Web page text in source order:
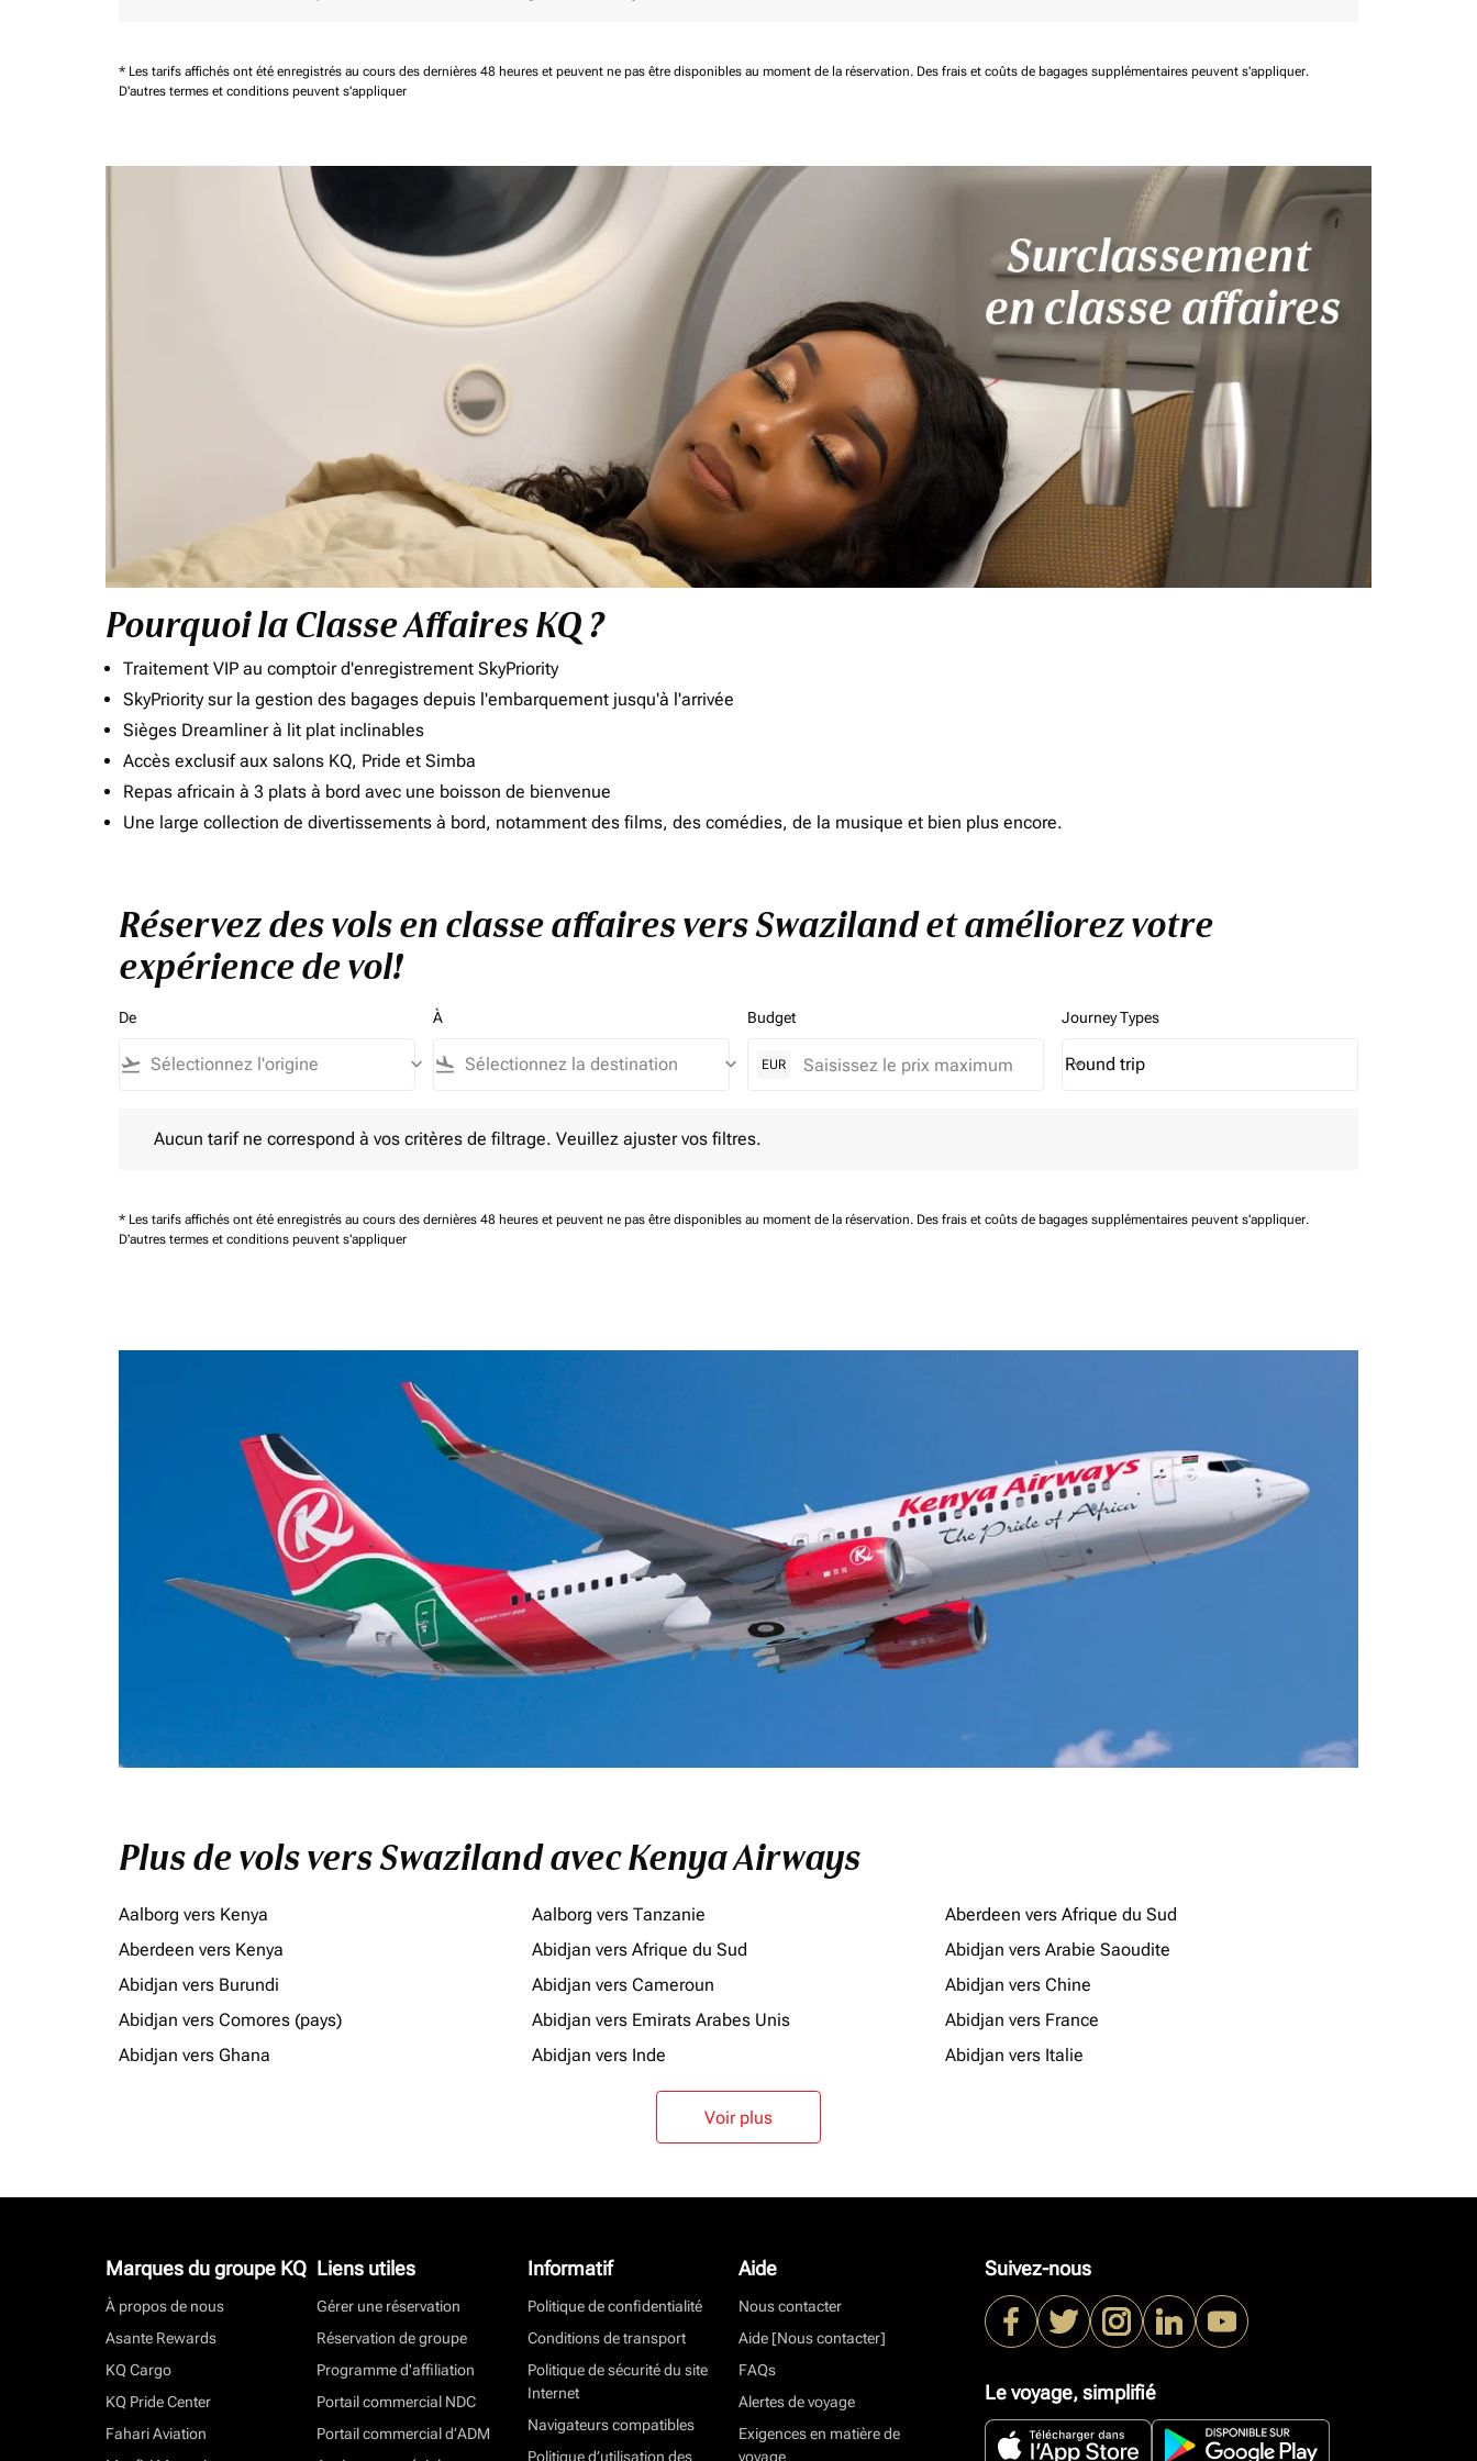
* Les tarifs affichés ont été enregistrés au cours des dernières 48 heures et peuvent ne pas être disponibles au moment de la réservation. Des frais et coûts de bagages supplémentaires peuvent s'appliquer.
D'autres termes et conditions peuvent s'appliquer
Pourquoi la Classe Affaires KQ ?
Traitement VIP au comptoir d'enregistrement SkyPriority
SkyPriority sur la gestion des bagages depuis l'embarquement jusqu'à l'arrivée
Sièges Dreamliner à lit plat inclinables
Accès exclusif aux salons KQ, Pride et Simba
Repas africain à 3 plats à bord avec une boisson de bienvenue
Une large collection de divertissements à bord, notamment des films, des comédies, de la musique et bien plus encore.
Réservez des vols en classe affaires vers Swaziland et améliorez votre
expérience de vol!
De
flight_takeoff keyboard_arrow_down
À
flight_land keyboard_arrow_down
Budget
EUR
Journey Types
Journey Types option Round trip Selected
Round trip
keyboard_arrow_down
Aucun tarif ne correspond à vos critères de filtrage. Veuillez ajuster vos filtres.
* Les tarifs affichés ont été enregistrés au cours des dernières 48 heures et peuvent ne pas être disponibles au moment de la réservation. Des frais et coûts de bagages supplémentaires peuvent s'appliquer.
D'autres termes et conditions peuvent s'appliquer
Plus de vols vers Swaziland avec Kenya Airways
Aalborg vers Kenya Aalborg vers Tanzanie
Aberdeen vers Afrique du Sud
Aberdeen vers Kenya
Abidjan vers Afrique du Sud
Abidjan vers Arabie Saoudite
Abidjan vers Burundi
Abidjan vers Cameroun
Abidjan vers Chine
Abidjan vers Comores (pays)
Abidjan vers Emirats Arabes Unis
Abidjan vers France
Abidjan vers Ghana
Abidjan vers Inde Abidjan vers Italie
Voir plus
Marques du groupe KQ
À propos de nous
Asante Rewards
KQ Cargo
KQ Pride Center
Fahari Aviation
Liens utiles
Gérer une réservation
Réservation de groupe
Programme d'affiliation
Portail commercial NDC
Portail commercial d’ADM
Informatif
Politique de confidentialité
Conditions de transport
Politique de sécurité du site
Internet
Navigateurs compatibles
Politique d’utilisation des
Aide
Nous contacter
Aide [Nous contacter]
FAQs
Alertes de voyage
Exigences en matière de
voyage
Suivez-nous
Le voyage, simplifié